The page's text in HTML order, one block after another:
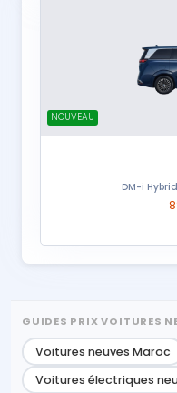
NOUVEAU
DM-i
GUIDES PRIX VOITURES
Voitures neuves Maroc
Voitures électriques